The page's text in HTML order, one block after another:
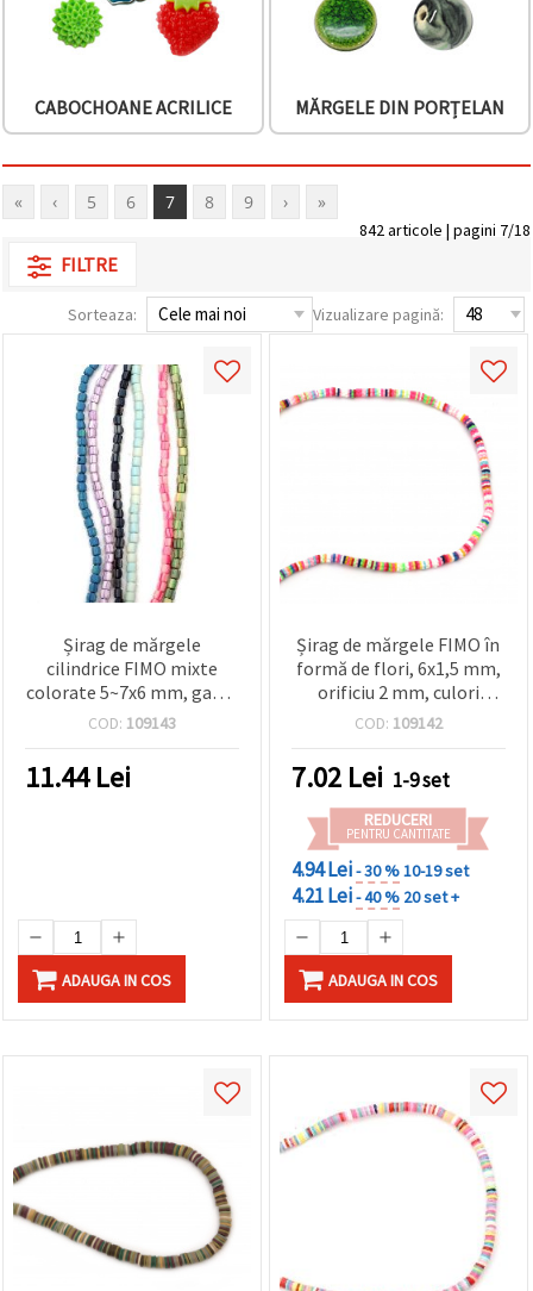
CABOCHOANE ACRILICE MĂRGELE DIN PORȚELAN
« ‹ 5 6 7 8 9 › »
842 articole | pagini 7/18
FILTRE
Sorteaza: Vizualizare pagină:
Șirag de mărgele
cilindrice FIMO mixte
colorate 5~7x6 mm, gaură
1.5~2 mm – Ideal pentru
craft și proiecte DIY, ~61
buc.
COD: 109143
11.44Lei
ADAUGA IN COS
Șirag de mărgele FIMO în
formă de flori, 6x1,5 mm,
orificiu 2 mm, culori
mixte, aprox. 320 buc.
COD: 109142
7.02 Lei 1-9 set
REDUCERI
PENTRU CANTITATE
4.94 Lei- 30 %10-19 set
4.21 Lei- 40 % 20 set +
ADAUGA IN COS